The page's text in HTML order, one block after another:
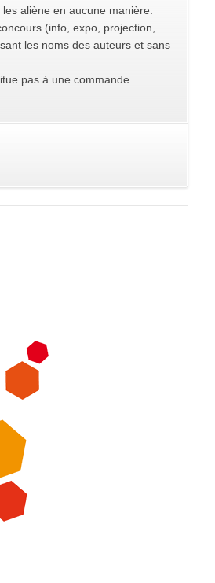
aliène en aucune manière.
(info, expo, projection,
les noms des auteurs et sans
pas à une commande.